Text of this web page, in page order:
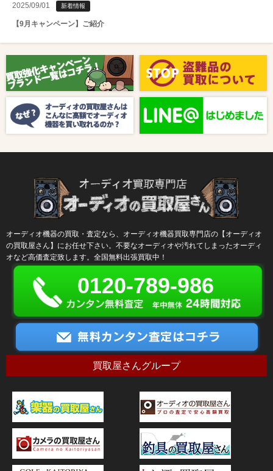
2025/09/01 新着情報
【9月キャンペーン】ご紹介
【8月キャンペーン】ご紹介
2024/10/04 新着情報
【ラジオ番組放送のお知らせ】
オーディオ機器の買取・査定なら、オーディオ機器買取専門店の【オーディオ
の買取屋さん】にお任せ下さい。不要なオーディオや汚れてしまったオーディ
オなど高価査定致します。全国無料出張買取中！
0120-789-986
買取屋さんグループ